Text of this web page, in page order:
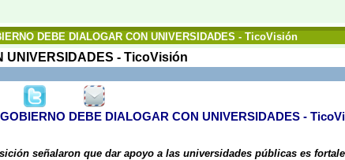
DEBE DIALOGAR CON UNIVERSIDADES - TicoVisión
UNIVERSIDADES - TicoVisión
DEBE DIALOGAR CON UNIVERSIDADES -
señalaron que dar apoyo a las universidades públicas es